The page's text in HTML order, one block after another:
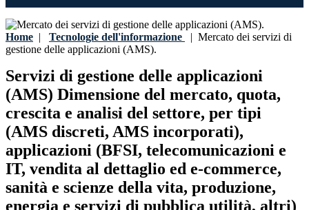
Home | Tecnologie dell'informazione | Mercato dei servizi di
gestione delle applicazioni (AMS).
Servizi di gestione delle applicazioni
(AMS) Dimensione del mercato, quota,
crescita e analisi del settore, per tipi
(AMS discreti, AMS incorporati),
applicazioni (BFSI, telecomunicazioni e
IT, vendita al dettaglio ed e-commerce,
sanità e scienze della vita, produzione,
energia e servizi di pubblica utilità, altri)